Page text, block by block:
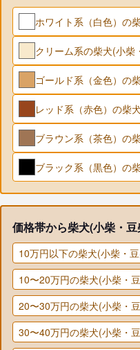
ホワイト系（白色）の
クリーム系の柴犬(小柴
ゴールド系（金色）の
レッド系（赤色）の柴
ブラウン系（茶色）の
ブラック系（黒色）の
価格帯から柴犬(小柴・
10万円以下の柴犬(小柴・豆
10〜20万円の柴犬(小柴・
20〜30万円の柴犬(小柴・
30〜40万円の柴犬(小柴・